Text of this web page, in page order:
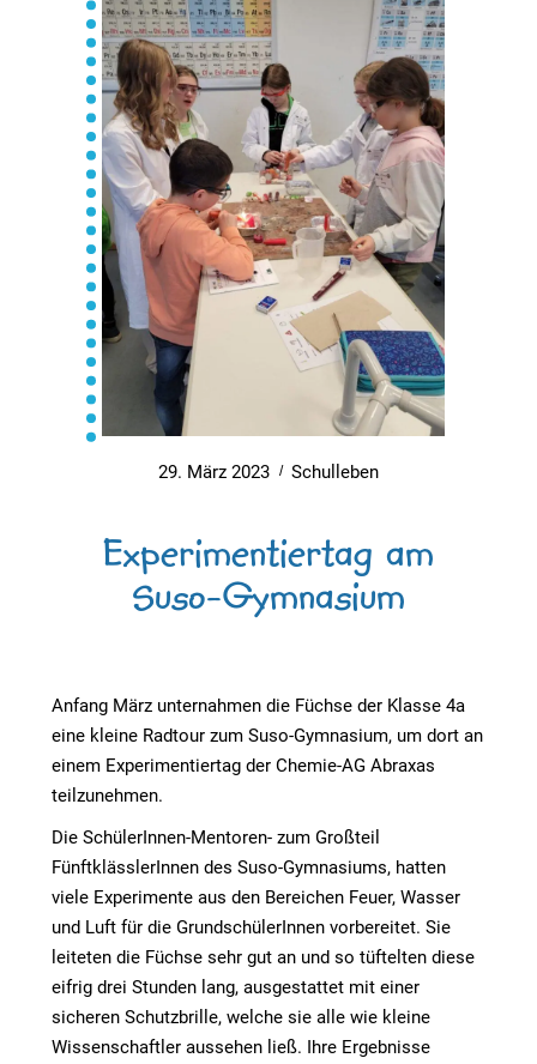
29. März 2023 Schulleben
Experimentiertag am
Suso-Gymnasium
Anfang März unternahmen die Füchse der Klasse 4a
eine kleine Radtour zum Suso-Gymnasium, um dort an
einem Experimentiertag der Chemie-AG Abraxas
teilzunehmen.
Die SchülerInnen-Mentoren- zum Großteil
FünftklässlerInnen des Suso-Gymnasiums, hatten
viele Experimente aus den Bereichen Feuer, Wasser
und Luft für die GrundschülerInnen vorbereitet. Sie
leiteten die Füchse sehr gut an und so tüftelten diese
eifrig drei Stunden lang, ausgestattet mit einer
sicheren Schutzbrille, welche sie alle wie kleine
Wissenschaftler aussehen ließ. Ihre Ergebnisse